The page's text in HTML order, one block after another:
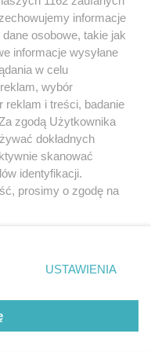
usług. Pozostając na niej,
informacji w polityce
informacje
osobowe, takie jak
informacje wysyłane
w celu
wybór
reklam i treści, badanie
zgodą Użytkownika
dokładnych
skanować
identyfikacji.
prosimy o zgodę na
strony
. Niektóre
zgody
się takiemu
zastosowania tylko
USTAWIENIA